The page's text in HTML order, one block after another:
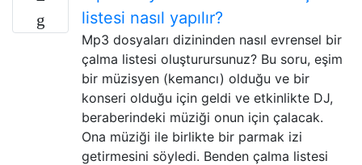
listesi nasıl yapılır?
Mp3 dosyaları dizininden nasıl evrensel bir
çalma listesi oluşturursunuz? Bu soru, eşim
bir müzisyen (kemancı) olduğu ve bir
konseri olduğu için geldi ve etkinlikte DJ,
beraberindeki müziği onun için çalacak.
Ona müziği ile birlikte bir parmak izi
getirmesini söyledi. Benden çalma listesi